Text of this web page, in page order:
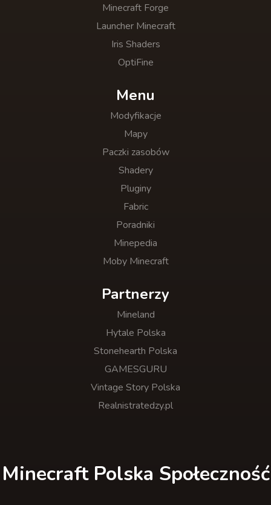
Minecraft Forge
Launcher Minecraft
Iris Shaders
OptiFine
Menu
Modyfikacje
Mapy
Paczki zasobów
Shadery
Pluginy
Fabric
Poradniki
Minepedia
Moby Minecraft
Partnerzy
Mineland
Hytale Polska
Stonehearth Polska
GAMESGURU
Vintage Story Polska
Realnistratedzy.pl
Minecraft Polska Społeczność